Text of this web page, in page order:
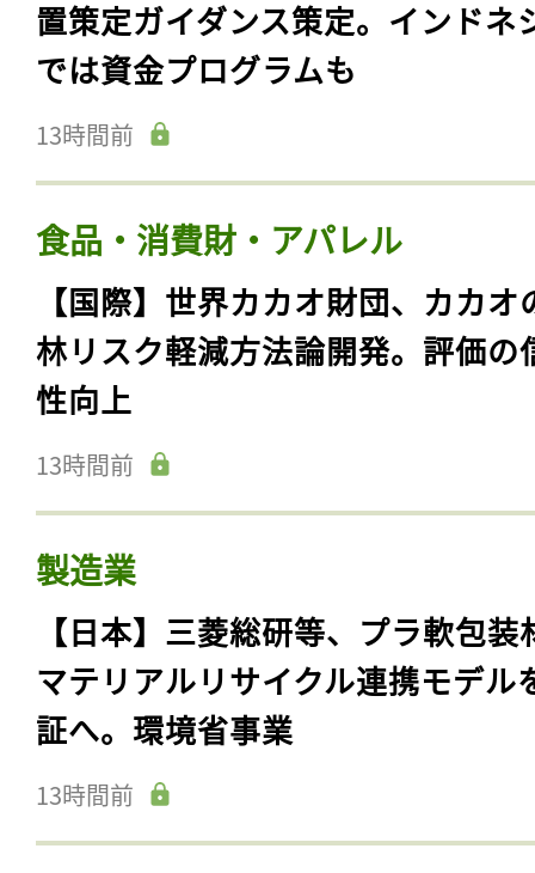
置策定ガイダンス策定。インドネ
では資金プログラムも
13時間前
食品・消費財・アパレル
【国際】世界カカオ財団、カカオ
林リスク軽減方法論開発。評価の
性向上
13時間前
製造業
【日本】三菱総研等、プラ軟包装
マテリアルリサイクル連携モデル
証へ。環境省事業
13時間前